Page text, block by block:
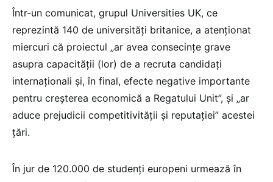
Într-un comunicat, grupul Universities UK, ce
reprezintă 140 de universităţi britanice, a atenţionat
miercuri că proiectul „ar avea consecinţe grave
asupra capacităţii (lor) de a recruta candidaţi
internaţionali şi, în final, efecte negative importante
pentru creşterea economică a Regatului Unit”, şi „ar
aduce prejudicii competitivităţii şi reputaţiei” acestei
ţări.
În jur de 120.000 de studenţi europeni urmează în